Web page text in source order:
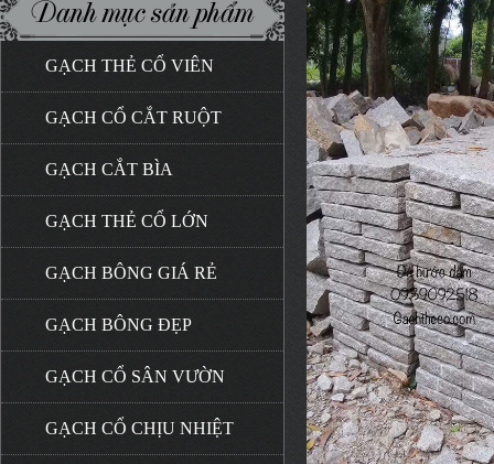
Danh mục sản phẩm
GẠCH THẺ CỔ VIÊN
GẠCH CỔ CẮT RUỘT
GẠCH CẮT BÌA
GẠCH THẺ CỔ LỚN
GẠCH BÔNG GIÁ RẺ
GẠCH BÔNG ĐẸP
GẠCH CỔ SÂN VƯỜN
GẠCH CỔ CHỊU NHIỆT